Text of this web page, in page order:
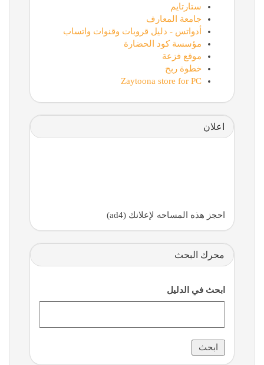
ستارتايم
جامعة المعارف
أدواتس - دليل قروبات وقنوات واتساب
مؤسسة كود الحضارة
موقع فزعة
خطوة ربح
Zaytoona store for PC
اعلان
احجز هذه المساحه لإعلانك (ad4)
محرك البحث
ابحث في الدليل